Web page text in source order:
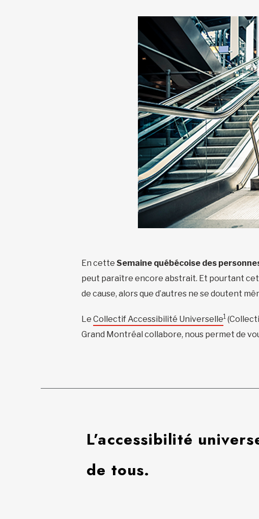
En cette Semaine québécoise des
peut paraître encore abstrait. Et pourtant
de cause, alors que d’autres ne se doutent
Le Collectif Accessibilité Universelle1
Grand Montréal collabore, nous permet de
L’accessibilité
de tous.